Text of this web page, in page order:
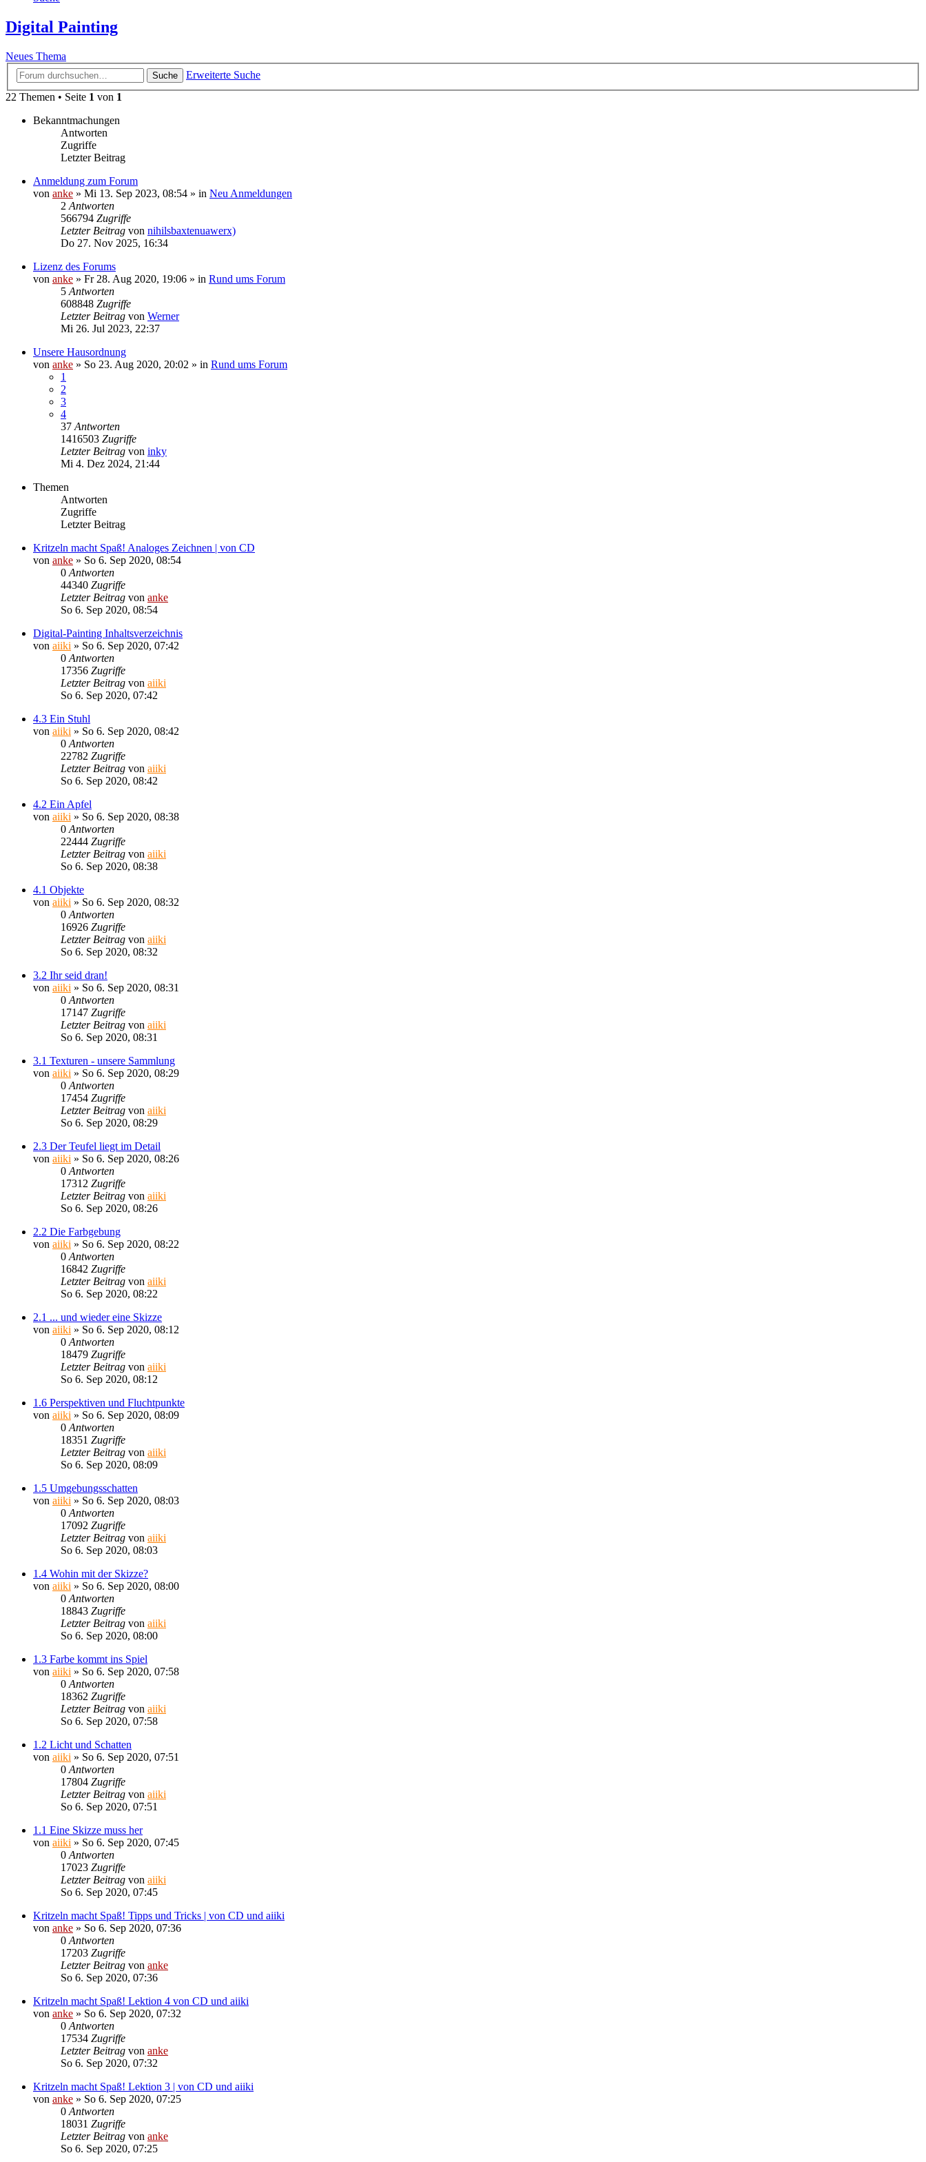
Digital Painting
Neues Thema
Suche
Erweiterte Suche
22 Themen • Seite 1 von 1
Bekanntmachungen
Antworten
Zugriffe
Letzter Beitrag
Anmeldung zum Forum
von anke » Mi 13. Sep 2023, 08:54 » in Neu Anmeldungen
2 Antworten
566794 Zugriffe
Letzter Beitrag von nihilsbaxtenuawerx)
Do 27. Nov 2025, 16:34
Lizenz des Forums
von anke » Fr 28. Aug 2020, 19:06 » in Rund ums Forum
5 Antworten
608848 Zugriffe
Letzter Beitrag von Werner
Mi 26. Jul 2023, 22:37
Unsere Hausordnung
von anke » So 23. Aug 2020, 20:02 » in Rund ums Forum
1
2
3
4
37 Antworten
1416503 Zugriffe
Letzter Beitrag von inky
Mi 4. Dez 2024, 21:44
Themen
Antworten
Zugriffe
Letzter Beitrag
Kritzeln macht Spaß! Analoges Zeichnen | von CD
von anke » So 6. Sep 2020, 08:54
0 Antworten
44340 Zugriffe
Letzter Beitrag von anke
So 6. Sep 2020, 08:54
Digital-Painting Inhaltsverzeichnis
von aiiki » So 6. Sep 2020, 07:42
0 Antworten
17356 Zugriffe
Letzter Beitrag von aiiki
So 6. Sep 2020, 07:42
4.3 Ein Stuhl
von aiiki » So 6. Sep 2020, 08:42
0 Antworten
22782 Zugriffe
Letzter Beitrag von aiiki
So 6. Sep 2020, 08:42
4.2 Ein Apfel
von aiiki » So 6. Sep 2020, 08:38
0 Antworten
22444 Zugriffe
Letzter Beitrag von aiiki
So 6. Sep 2020, 08:38
4.1 Objekte
von aiiki » So 6. Sep 2020, 08:32
0 Antworten
16926 Zugriffe
Letzter Beitrag von aiiki
So 6. Sep 2020, 08:32
3.2 Ihr seid dran!
von aiiki » So 6. Sep 2020, 08:31
0 Antworten
17147 Zugriffe
Letzter Beitrag von aiiki
So 6. Sep 2020, 08:31
3.1 Texturen - unsere Sammlung
von aiiki » So 6. Sep 2020, 08:29
0 Antworten
17454 Zugriffe
Letzter Beitrag von aiiki
So 6. Sep 2020, 08:29
2.3 Der Teufel liegt im Detail
von aiiki » So 6. Sep 2020, 08:26
0 Antworten
17312 Zugriffe
Letzter Beitrag von aiiki
So 6. Sep 2020, 08:26
2.2 Die Farbgebung
von aiiki » So 6. Sep 2020, 08:22
0 Antworten
16842 Zugriffe
Letzter Beitrag von aiiki
So 6. Sep 2020, 08:22
2.1 ... und wieder eine Skizze
von aiiki » So 6. Sep 2020, 08:12
0 Antworten
18479 Zugriffe
Letzter Beitrag von aiiki
So 6. Sep 2020, 08:12
1.6 Perspektiven und Fluchtpunkte
von aiiki » So 6. Sep 2020, 08:09
0 Antworten
18351 Zugriffe
Letzter Beitrag von aiiki
So 6. Sep 2020, 08:09
1.5 Umgebungsschatten
von aiiki » So 6. Sep 2020, 08:03
0 Antworten
17092 Zugriffe
Letzter Beitrag von aiiki
So 6. Sep 2020, 08:03
1.4 Wohin mit der Skizze?
von aiiki » So 6. Sep 2020, 08:00
0 Antworten
18843 Zugriffe
Letzter Beitrag von aiiki
So 6. Sep 2020, 08:00
1.3 Farbe kommt ins Spiel
von aiiki » So 6. Sep 2020, 07:58
0 Antworten
18362 Zugriffe
Letzter Beitrag von aiiki
So 6. Sep 2020, 07:58
1.2 Licht und Schatten
von aiiki » So 6. Sep 2020, 07:51
0 Antworten
17804 Zugriffe
Letzter Beitrag von aiiki
So 6. Sep 2020, 07:51
1.1 Eine Skizze muss her
von aiiki » So 6. Sep 2020, 07:45
0 Antworten
17023 Zugriffe
Letzter Beitrag von aiiki
So 6. Sep 2020, 07:45
Kritzeln macht Spaß! Tipps und Tricks | von CD und aiiki
von anke » So 6. Sep 2020, 07:36
0 Antworten
17203 Zugriffe
Letzter Beitrag von anke
So 6. Sep 2020, 07:36
Kritzeln macht Spaß! Lektion 4 von CD und aiiki
von anke » So 6. Sep 2020, 07:32
0 Antworten
17534 Zugriffe
Letzter Beitrag von anke
So 6. Sep 2020, 07:32
Kritzeln macht Spaß! Lektion 3 | von CD und aiiki
von anke » So 6. Sep 2020, 07:25
0 Antworten
18031 Zugriffe
Letzter Beitrag von anke
So 6. Sep 2020, 07:25